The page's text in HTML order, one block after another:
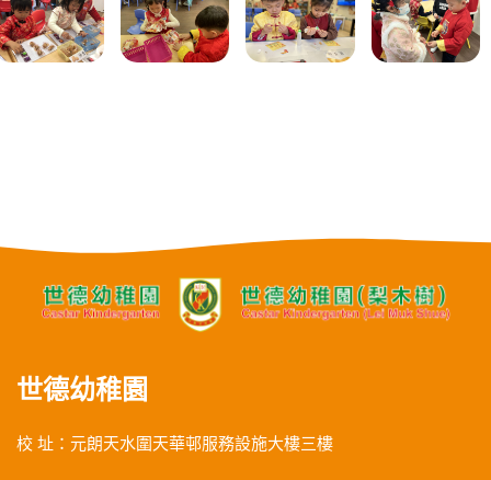
世德幼稚園
校 址：元朗天水圍天華邨服務設施大樓三樓